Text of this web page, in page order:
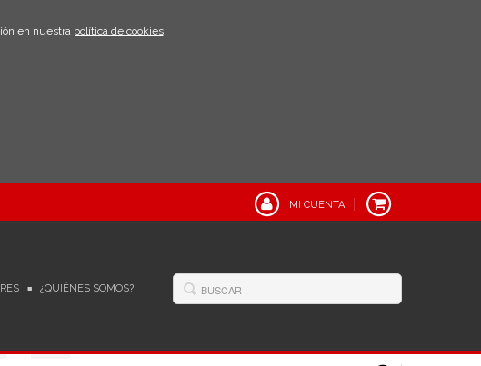
en nuestra política de cookies.
MI CUENTA
¿QUIÉNES SOMOS?